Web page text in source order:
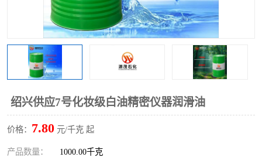
绍兴供应7号化妆级白油精密仪器润滑油
价格： 7.80 元/千克 起
产品数量： 1000.00千克